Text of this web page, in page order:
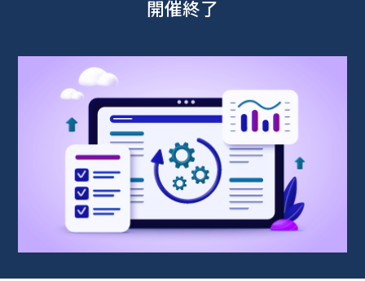
開催終了